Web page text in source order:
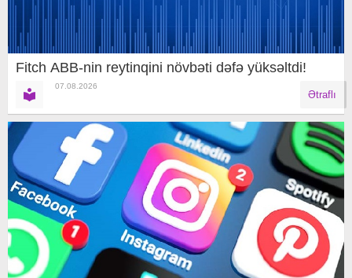
Fitch ABB-nin reytinqini növbəti dəfə yüksəltdi!
07.08.2026
Ətraflı